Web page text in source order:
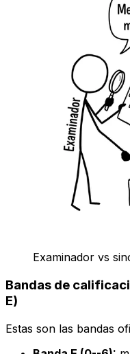
Examinador vs
Bandas de
E)
Estas son las bandas